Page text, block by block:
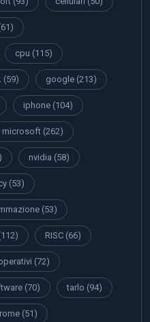
cpu (115)
(59) google (213)
iphone (104)
microsoft (262)
nvidia (58)
(53)
(53)
RISC (66)
(72)
(70) tarlo (94)
(51)